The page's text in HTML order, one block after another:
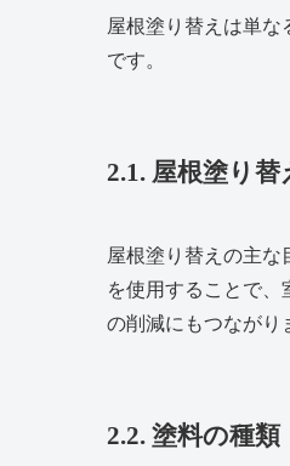
屋根塗り替えは単
です。
2.1. 屋根塗り替
屋根塗り替えの主
を使用することで
の削減にもつながり
2.2. 塗料の種類